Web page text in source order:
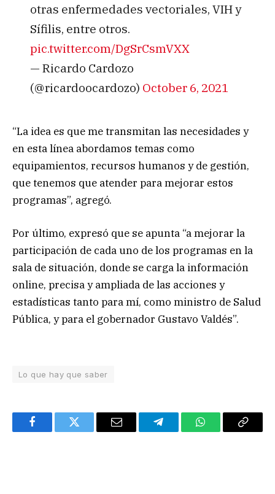
otras enfermedades vectoriales, VIH y
Sífilis, entre otros.
pic.twitter.com/DgSrCsmVXX
— Ricardo Cardozo
(@ricardoocardozo) October 6, 2021
“La idea es que me transmitan las necesidades y
en esta línea abordamos temas como
equipamientos, recursos humanos y de gestión,
que tenemos que atender para mejorar estos
programas”, agregó.
Por último, expresó que se apunta “a mejorar la
participación de cada uno de los programas en la
sala de situación, donde se carga la información
online, precisa y ampliada de las acciones y
estadísticas tanto para mí, como ministro de Salud
Pública, y para el gobernador Gustavo Valdés”.
Lo que hay que saber
FacebookTwitter Email TelegramWhatsAppCopy